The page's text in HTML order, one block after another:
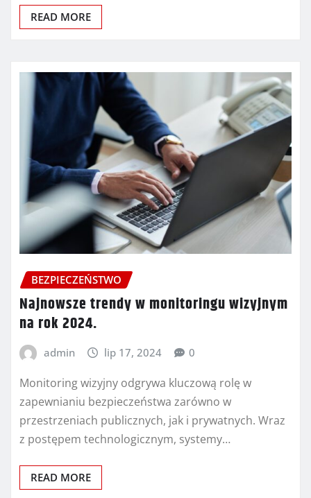
READ MORE
BEZPIECZEŃSTWO
Najnowsze trendy w monitoringu wizyjnym
na rok 2024.
admin lip 17, 2024 0
Monitoring wizyjny odgrywa kluczową rolę w
zapewnianiu bezpieczeństwa zarówno w
przestrzeniach publicznych, jak i prywatnych. Wraz
z postępem technologicznym, systemy…
READ MORE